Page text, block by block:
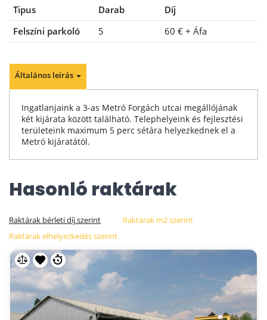
Tipus Darab
Díj
Felszíni parkoló
5 60 € + Áfa
Általános leírás
Ingatlanjaink a 3-as Metró Forgách utcai megállójának
két kijárata között található. Telephelyeink és fejlesztési
területeink maximum 5 perc sétára helyezkednek el a
Metró kijáratától.
Hasonló raktárak
Raktárak bérleti díj szerint
Raktárak m2 szerint
Raktárak elhelyezkedés szerint